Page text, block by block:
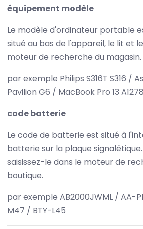
équipement modèle
Le modèle d'ordinateur portable
situé au bas de l'appareil, le lit et
moteur de recherche du magasin.
par exemple Philips S316T S316 /
Pavilion G6 / MacBook Pro 13 A1278
code batterie
Le code de batterie est situé à
batterie sur la plaque
saisissez-le dans le moteur de
boutique.
par exemple AB2000JWML / AA-
M47 / BTY-L45